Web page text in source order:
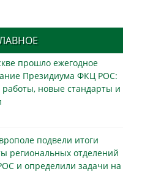
прошло ежегодное
Президиума ФКЦ РОС:
работы, новые стандарты и
подвели итоги
региональных отделений
и определили задачи на